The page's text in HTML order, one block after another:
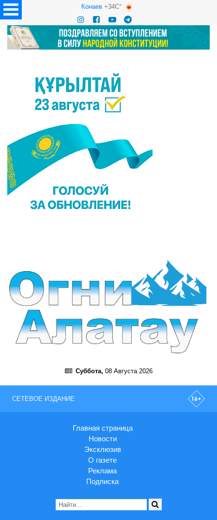
Конаев+34C°
Суббота, 08 Августа 2026
СЕТЕВОЕ ИЗДАНИЕ
Главная страница
Новости
Эксклюзив
О газете
Реклама
Подписка